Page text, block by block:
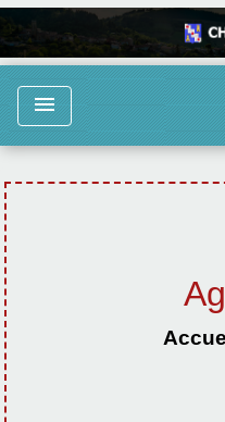
menu